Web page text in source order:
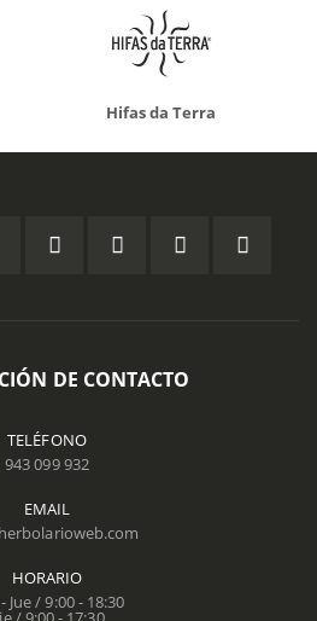
Hifas da Terra
DE CONTACTO
TELÉFONO
943 099 932
EMAIL
HORARIO
Jue / 9:00 - 18:30